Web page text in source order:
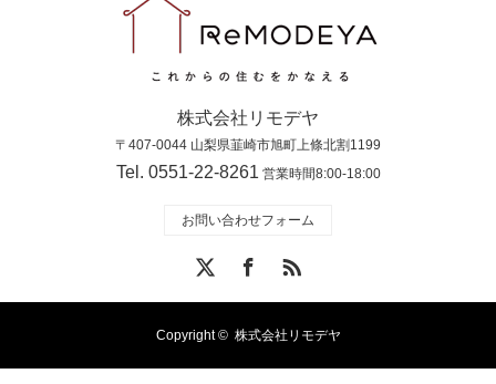
株式会社リモデヤ
〒407-0044 山梨県韮崎市旭町上條北割1199
Tel. 0551-22-8261 営業時間8:00-18:00
お問い合わせフォーム
RSS
Copyright © 株式会社リモデヤ